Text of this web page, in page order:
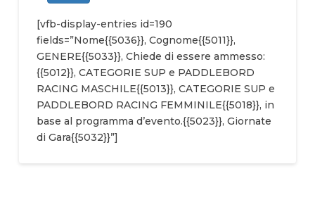
[vfb-display-entries id=190
fields=”Nome{{5036}}, Cognome{{5011}},
GENERE{{5033}}, Chiede di essere ammesso:
{{5012}}, CATEGORIE SUP e PADDLEBORD
RACING MASCHILE{{5013}}, CATEGORIE SUP e
PADDLEBORD RACING FEMMINILE{{5018}}, in
base al programma d’evento.{{5023}}, Giornate
di Gara{{5032}}”]